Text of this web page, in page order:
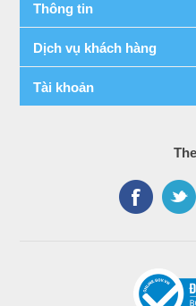
Thông tin
Dịch vụ khách hàng
Tài khoản